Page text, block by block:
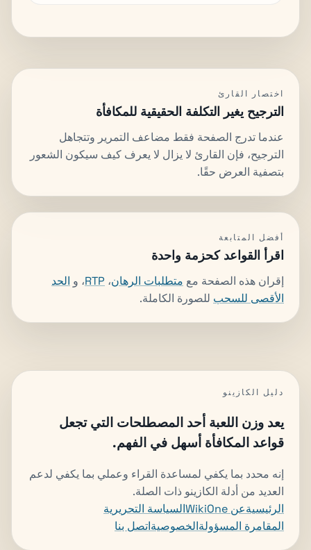
اختصار القارئ
الترجيح يغير التكلفة الحقيقية للمكافأة
عندما تدرج الصفحة فقط مضاعف التمرير وتتجاهل
الترجيح، فإن القارئ لا يزال لا يعرف كيف سيكون الشعور
بتصفية العرض حقًا.
أفضل المتابعة
اقرأ القواعد كحزمة واحدة
إقران هذه الصفحة مع متطلبات الرهان، RTP، و الحد
الأقصى للسحب للصورة الكاملة.
دليل الكازينو
يعد وزن اللعبة أحد المصطلحات التي تجعل
قواعد المكافأة أسهل في الفهم.
إنه محدد بما يكفي لمساعدة القراء وعملي بما يكفي لدعم
العديد من أدلة الكازينو ذات الصلة.
الرئيسيةعن WikiOne
السياسة التحريرية
المقامرة المسؤولةالخصوصيةاتصل بنا